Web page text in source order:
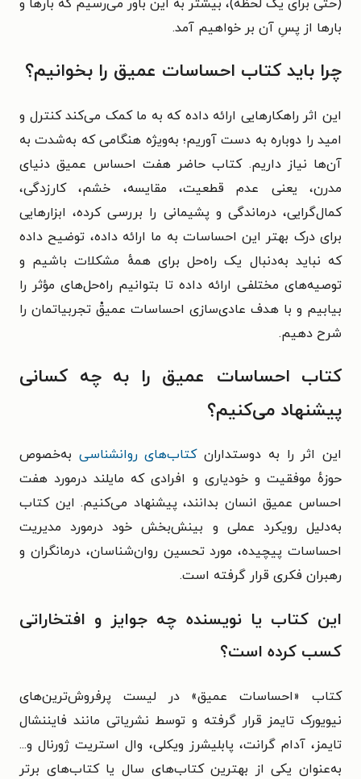
(حتی برای یک لحظه)، بیشتر به این باور می‌رسیم که بارها و
بارها از پسِ آن بر خواهیم آمد.
چرا باید کتاب احساسات عمیق را بخوانیم؟
این اثر راهکارهایی ارائه داده که به ما کمک می‌کند کنترل و
امید را دوباره به دست آوریم؛ به‌ویژه هنگامی که به‌شدت به
آن‌ها نیاز داریم. کتاب حاضر هفت احساس عمیق دنیای
مدرن، یعنی عدم قطعیت، مقایسه، خشم، کارزدگی،
کمال‌گرایی، درماندگی و پشیمانی را بررسی کرده، ابزارهایی
برای درک بهتر این احساسات به ما ارائه داده، توضیح داده
که نباید به‌دنبال یک راه‌حل برای همهٔ مشکلات باشیم و
توصیه‌های مختلفی ارائه داده تا بتوانیم راه‌حل‌های مؤثر را
بیابیم و با هدف عادی‌سازی احساسات عمیقْ تجربیاتمان را
شرح دهیم.
کتاب احساسات عمیق را به چه کسانی
پیشنهاد می‌کنیم؟
این اثر را به دوستدارانکتاب‌های روانشناسی به‌خصوص
حوزهٔ موفقیت و خودیاری و افرادی که مایلند درمورد هفت
احساس عمیق انسان بدانند، پیشنهاد می‌کنیم. این کتاب
به‌دلیل رویکرد عملی و بینش‌بخش خود درمورد مدیریت
احساسات پیچیده، مورد تحسین روان‌شناسان، درمانگران و
رهبران فکری قرار گرفته است.
این کتاب یا نویسنده چه جوایز و افتخاراتی
کسب کرده است؟
کتاب «احساسات عمیق» در لیست پرفروش‌ترین‌های
نیویورک تایمز قرار گرفته و توسط نشریاتی مانند فایننشال
تایمز، آدام گرانت، پابلیشرز ویکلی، وال استریت ژورنال و...
به‌عنوان یکی از بهترین کتاب‌های سال یا کتاب‌های برتر